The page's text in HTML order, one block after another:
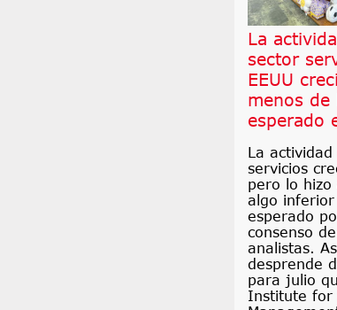
La
sector
EEUU
menos de
esperado
La
servicios
pero lo
algo
esperado
consenso
analistas.
desprende
para julio
Institute for